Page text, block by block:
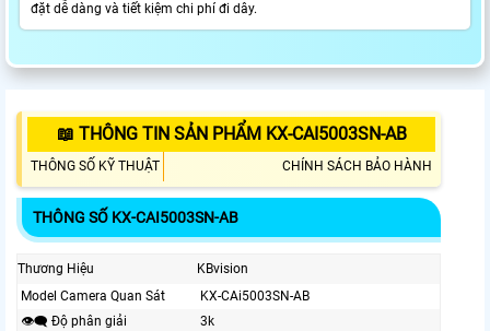
đặt dễ dàng và tiết kiệm chi phí đi dây.
📖 THÔNG TIN SẢN PHẨM KX-CAI5003SN-AB
THÔNG SỐ KỸ THUẬT CHÍNH SÁCH BẢO HÀNH
THÔNG SỐ KX-CAI5003SN-AB
Thương Hiệu
KBvision
Model Camera Quan Sát
KX-CAi5003SN-AB
👁️‍🗨 Độ phân giải
3k